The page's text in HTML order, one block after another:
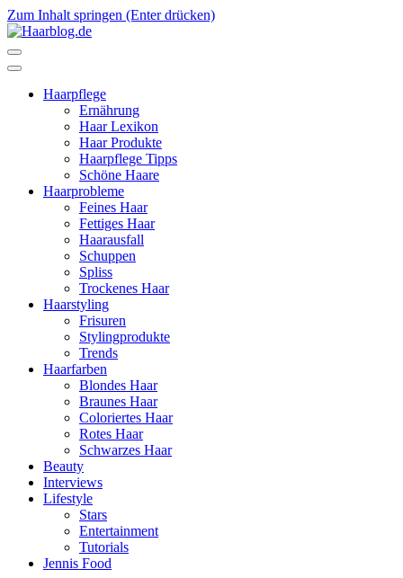
Zum Inhalt springen (Enter drücken)
Haarpflege
Ernährung
Haar Lexikon
Haar Produkte
Haarpflege Tipps
Schöne Haare
Haarprobleme
Feines Haar
Fettiges Haar
Haarausfall
Schuppen
Spliss
Trockenes Haar
Haarstyling
Frisuren
Stylingprodukte
Trends
Haarfarben
Blondes Haar
Braunes Haar
Coloriertes Haar
Rotes Haar
Schwarzes Haar
Beauty
Interviews
Lifestyle
Stars
Entertainment
Tutorials
Jennis Food